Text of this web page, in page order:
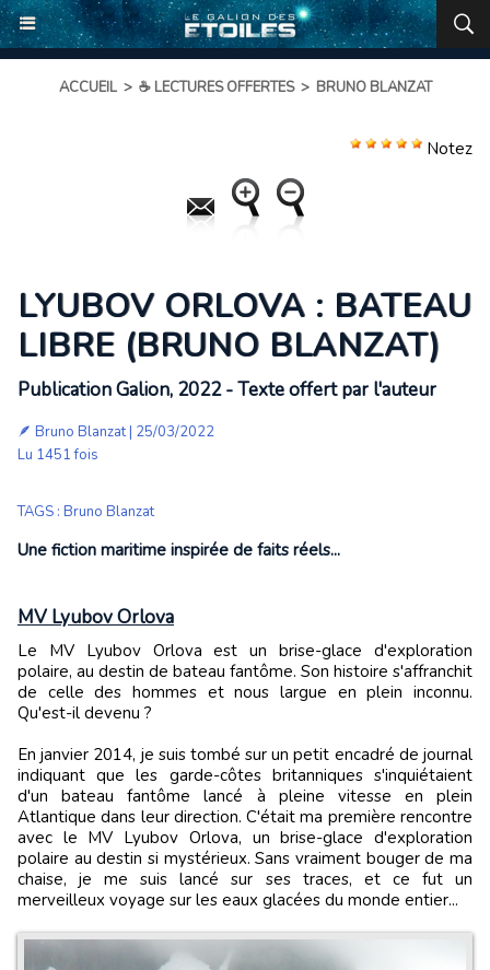
ACCUEIL > ☕ LECTURES OFFERTES > BRUNO BLANZAT
Notez
LYUBOV ORLOVA : BATEAU
LIBRE (BRUNO BLANZAT)
Publication Galion, 2022 - Texte offert par l'auteur
🪶 Bruno Blanzat| 25/03/2022
Lu 1451 fois
TAGS : Bruno Blanzat
Une fiction maritime inspirée de faits réels...
MV Lyubov Orlova
Le MV Lyubov Orlova est un brise-glace d'exploration
polaire, au destin de bateau fantôme. Son histoire s'affranchit
de celle des hommes et nous largue en plein inconnu.
Qu'est-il devenu ?
En janvier 2014, je suis tombé sur un petit encadré de journal
indiquant que les garde-côtes britanniques s'inquiétaient
d'un bateau fantôme lancé à pleine vitesse en plein
Atlantique dans leur direction. C'était ma première rencontre
avec le MV Lyubov Orlova, un brise-glace d'exploration
polaire au destin si mystérieux. Sans vraiment bouger de ma
chaise, je me suis lancé sur ses traces, et ce fut un
merveilleux voyage sur les eaux glacées du monde entier...